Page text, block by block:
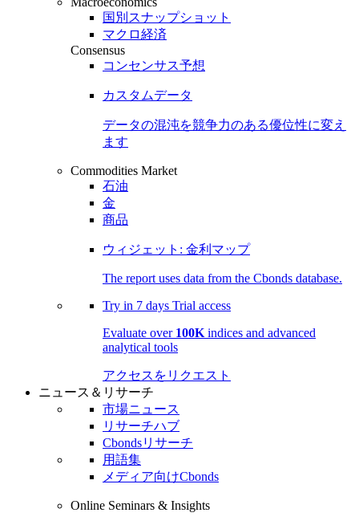
国別スナップショット
マクロ経済
Consensus
コンセンサス予想
カスタムデータ
データの混沌を競争力のある優位性に変え
ます
Commodities Market
石油
金
商品
ウィジェット: 金利マップ
The report uses data from the Cbonds database.
Try in 7 days Trial access
Evaluate over 100K indices and advanced
analytical tools
アクセスをリクエスト
ニュース＆リサーチ
市場ニュース
リサーチハブ
Cbondsリサーチ
用語集
メディア向けCbonds
Online Seminars & Insights